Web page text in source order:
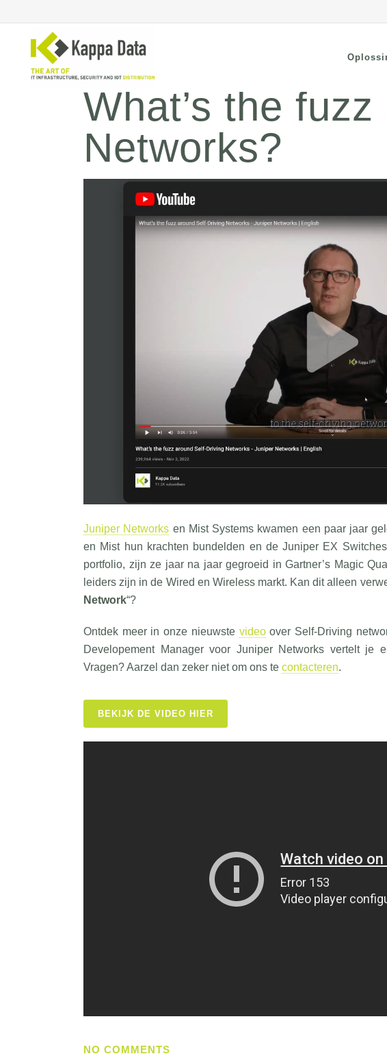
WiFi
Switching
Routing
Backup
Cloud Security
What’s the
Networks?
Juniper Networks en Mist Systems kwamen een paar jaar
en Mist hun krachten bundelden en de Juniper EX
portfolio, zijn ze jaar na jaar gegroeid in Gartner’s Magic
leiders zijn in de Wired en Wireless markt. Kan dit alleen
Network“?
Ontdek meer in onze nieuwste videoover Self-Driving
Developement Manager voor Juniper Networks vertelt
Vragen? Aarzel dan zeker niet om ons te contacteren.
BEKIJK DE VIDEO HIER
NO COMMENTS